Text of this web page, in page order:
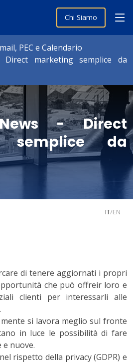
Chi Siamo
PEC e Calendario
marketing semplice da
- Direct
semplice da
IT/EN
di tenere aggiornati i propri
che può offreir loro e
clienti per interessarli alle
si lavora meglio sul fronte
in luce le possibilità di fare
nuove.
rispetto della privacy (GDPR) e